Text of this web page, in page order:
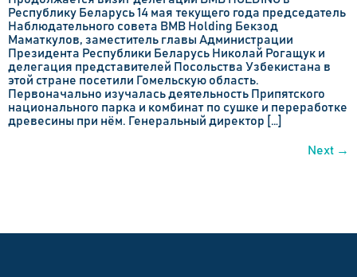
Республику Беларусь 14 мая текущего года председатель
Наблюдательного совета BMB Holding Бекзод
Маматкулов, заместитель главы Администрации
Президента Республики Беларусь Николай Рогащук и
делегация представителей Посольства Узбекистана в
этой стране посетили Гомельскую область.
Первоначально изучалась деятельность Припятского
национального парка и комбинат по сушке и переработке
древесины при нём. Генеральный директор […]
Next →